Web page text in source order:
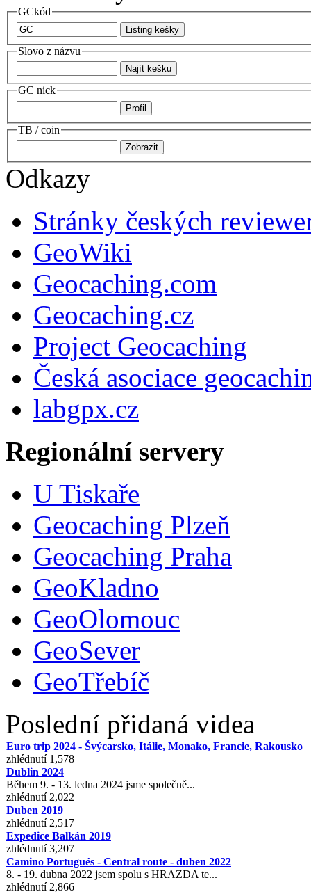
GCkód
Slovo z názvu
GC nick
TB / coin
Odkazy
Stránky českých
GeoWiki
Geocaching.com
Geocaching.cz
Project Geocaching
Česká asociace
labgpx.cz
Regionální servery
U Tiskaře
Geocaching Plzeň
Geocaching Praha
GeoKladno
GeoOlomouc
GeoSever
GeoTřebíč
Poslední přidaná videa
Euro trip 2024 - Švýcarsko, Itálie, Monako, Francie, Rakousko
zhlédnutí 1,578
Dublin 2024
Během 9. - 13. ledna 2024 jsme společně...
zhlédnutí 2,022
Duben 2019
zhlédnutí 2,517
Expedice Balkán 2019
zhlédnutí 3,207
Camino Portugués - Central route - duben 2022
8. - 19. dubna 2022 jsem spolu s HRAZDA te...
zhlédnutí 2,866